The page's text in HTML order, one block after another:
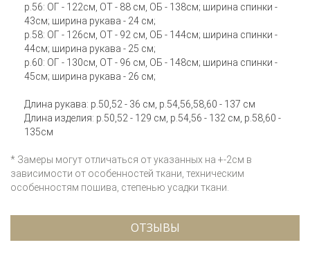
р.56: ОГ - 122см, ОТ - 88 см, ОБ - 138см; ширина спинки -
43см; ширина рукава - 24 см;
р.58: ОГ - 126см, ОТ - 92 см, ОБ - 144см; ширина спинки -
44см; ширина рукава - 25 см;
р.60: ОГ - 130см, ОТ - 96 см, ОБ - 148см; ширина спинки -
45см; ширина рукава - 26 см;
Длина рукава: р.50,52 - 36 см, р.54,56,58,60 - 137 см
Длина изделия: р.50,52 - 129 см, р.54,56 - 132 см, р.58,60 -
135см
* Замеры могут отличаться от указанных на +-2см в
зависимости от особенностей ткани, техническим
особенностям пошива, степенью усадки ткани.
ОТЗЫВЫ